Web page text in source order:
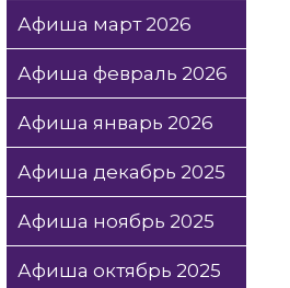
Афиша март 2026
Афиша февраль 2026
Афиша январь 2026
Афиша декабрь 2025
Афиша ноябрь 2025
Афиша октябрь 2025